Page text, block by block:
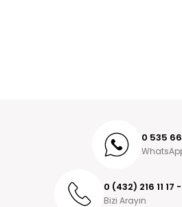
0 535
0 (432) 216 11
Bizi Arayın